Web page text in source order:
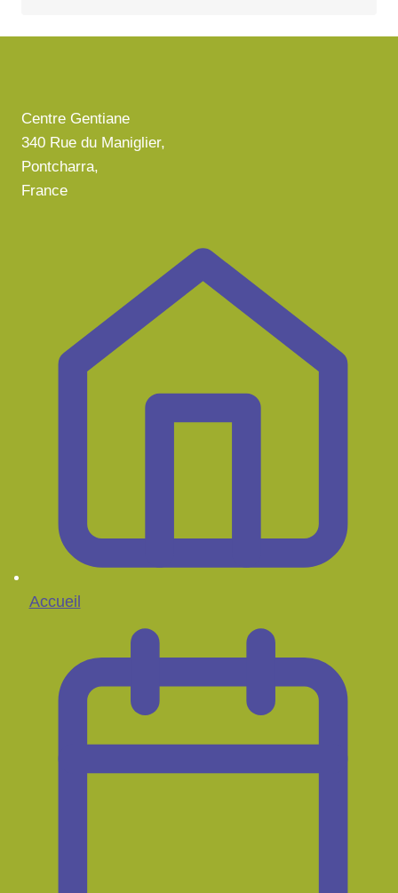
Centre Gentiane
340 Rue du Maniglier,
Pontcharra,
France
Accueil